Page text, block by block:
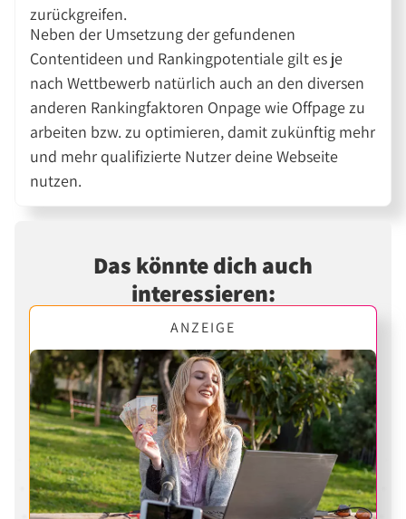
zurückgreifen.
Neben der Umsetzung der gefundenen
Contentideen und Rankingpotentiale gilt es je
nach Wettbewerb natürlich auch an den diversen
anderen Rankingfaktoren Onpage wie Offpage zu
arbeiten bzw. zu optimieren, damit zukünftig mehr
und mehr qualifizierte Nutzer deine Webseite
nutzen.
Das könnte dich auch
interessieren:
ANZEIGE